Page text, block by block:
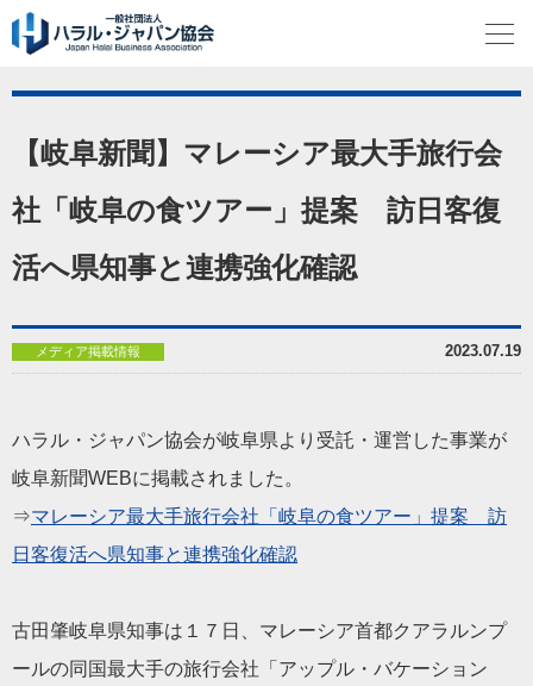
【岐阜新聞】マレーシア最大手旅行会
社「岐阜の食ツアー」提案 訪日客復
活へ県知事と連携強化確認
2023.07.19
メディア掲載情報
ハラル・ジャパン協会が岐阜県より受託・運営した事業が
岐阜新聞WEBに掲載されました。
⇒マレーシア最大手旅行会社「岐阜の食ツアー」提案 訪
日客復活へ県知事と連携強化確認
古田肇岐阜県知事は１７日、マレーシア首都クアラルンプ
ールの同国最大手の旅行会社「アップル・バケーション